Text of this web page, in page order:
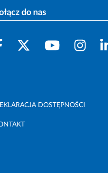
do nas
DOSTĘPNOŚCI